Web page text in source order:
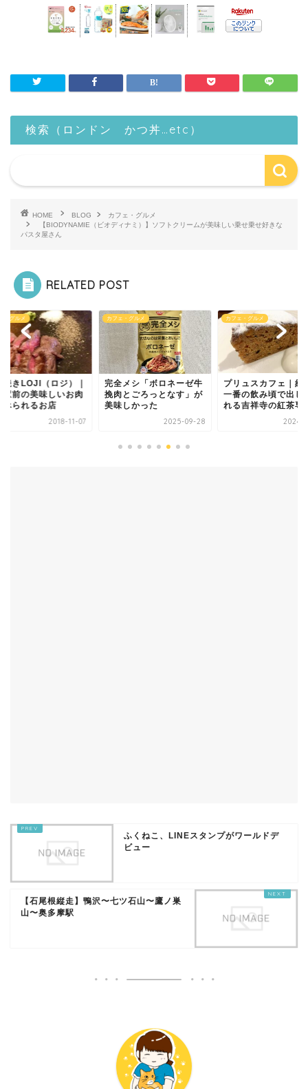
検索（ロンドン かつ丼…etc）
HOME BLOG
カフェ・グルメ
【BIODYNAMIE（ビオディナミ）】ソフトクリームが美味しい乗せ乗せ好きな
パスタ屋さん
RELATED POST
・グルメ
メシ「ボロネーゼ牛
とごろっとなす」が
しかった
2025-09-28
カフェ・グルメ
プリュスカフェ｜紅茶を
一番の飲み頃で出してく
れる吉祥寺の紅茶専門店
2024-01-28
カフェ・グルメ
ペヤング獄激辛カレ
ソースをカレーに入
みたら辛旨なカレー
ふくねこ、LINEスタンプがワールドデ
ビュー
【石尾根縦走】鴨沢〜七ツ石山〜鷹ノ巣
山〜奥多摩駅